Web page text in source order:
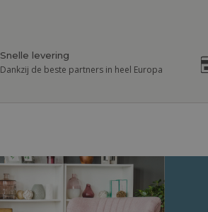
Snelle levering
Dankzij de beste partners in heel Europa